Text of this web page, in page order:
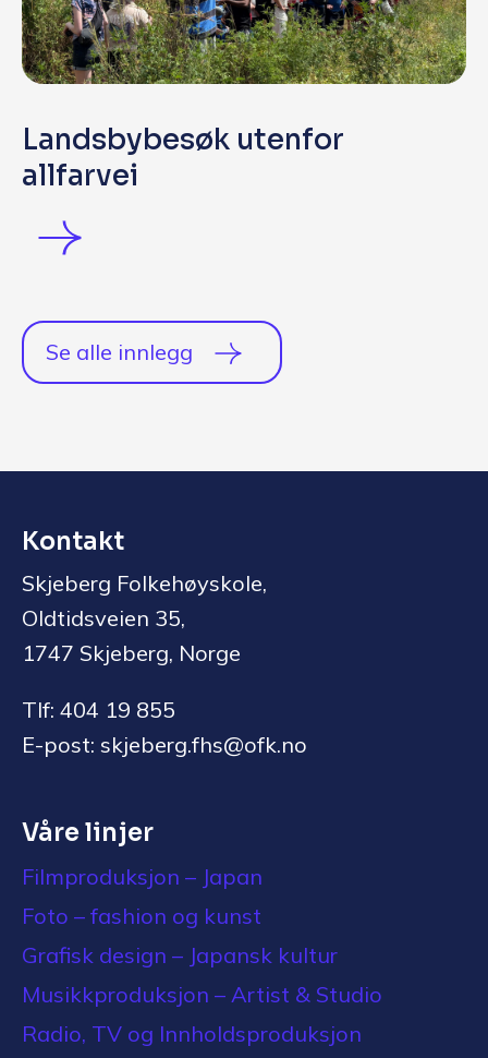
Landsbybesøk utenfor
allfarvei
Se alle innlegg
Kontakt
Skjeberg Folkehøyskole,
Oldtidsveien 35,
1747 Skjeberg, Norge
Tlf: 404 19 855
E-post: skjeberg.fhs@ofk.no
Våre linjer
Filmproduksjon – Japan
Foto – fashion og kunst
Grafisk design – Japansk kultur
Musikkproduksjon – Artist & Studio
Radio, TV og Innholdsproduksjon